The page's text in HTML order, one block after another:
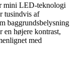
mini LED-teknologi
tusindvis af
baggrundsbelysning
en højere kontrast,
med